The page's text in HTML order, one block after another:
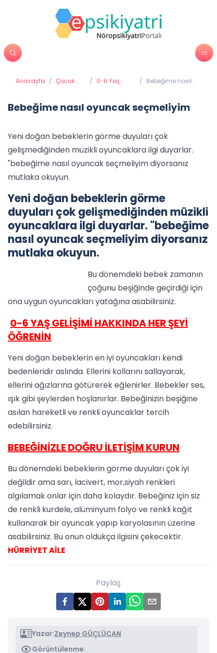
Anasayfa / Çocuk
/ 0-6 Yaş
/ Bebeğime nasıl
Bebeğime nasıl oyuncak seçmeliyim
Yeni doğan bebeklerin görme duyuları çok
gelişmediğinden müzikli oyuncaklara ilgi duyarlar.
"bebeğime nasıl oyuncak seçmeliyim diyorsanız
mutlaka okuyun.
Yeni doğan bebeklerin görme
duyuları çok gelişmediğinden müzikli
oyuncaklara ilgi duyarlar. "bebeğime
nasıl oyuncak seçmeliyim diyorsanız
mutlaka okuyun.
Bu dönemdeki bebek zamanın
çoğunu beşiğinde geçirdiği için
ona uygun oyuncakları yatağına asabilirsiniz.
0-6 YAŞ GELİŞİMİ HAKKINDA HER ŞEYİ
ÖĞRENİN
Yeni doğan bebeklerin en iyi oyuncakları kendi
bedenleridir aslında. Ellerini kollarını sallayarak,
ellerini ağızlarına götürerek eğlenirler. Bebekler ses,
ışık gibi şeylerden hoşlanırlar. Bebeğinizin beşiğine
asılan hareketli ve renkli oyuncaklar tercih
edebilirsiniz.
BEBEĞİNİZLE DOĞRU İLETİŞİM KURUN
Bu dönemdeki bebeklerin görme duyuları çok iyi
değildir ama sarı, lacivert, mor,siyah renkleri
algılamak onlar için daha kolaydır. Bebeğiniz için siz
de renkli kurdele, alüminyum folyo ve renkli kağıt
kullanarak bir oyuncak yapıp karyolasının üzerine
asabilirsiniz. Bu onun oldukça ilgisini çekecektir.
HÜRRİYET AİLE
Paylaş
Yazar:Zeynep GÜÇLÜCAN
Görüntülenme: